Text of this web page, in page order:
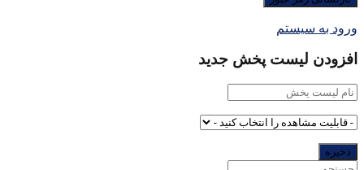
ورود به سیستم
افزودن لیست پخش جدید